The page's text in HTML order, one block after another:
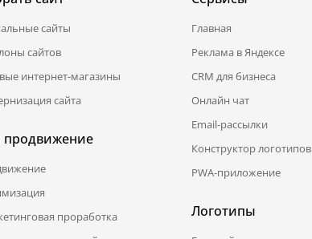
сайты
сайтов
интернет-магазины
сайта
продвижение
проработка
Главная
Реклама в Яндексе
CRM для бизнеса
Онлайн чат
Email-рассылки
Конструктор логотипов
PWA-приложение
Логотипы